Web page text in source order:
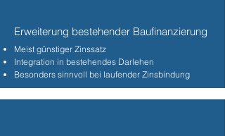
Erweiterung bestehender Baufinanzierung
Meist günstiger Zinssatz
Integration in bestehendes Darlehen
Besonders sinnvoll bei laufender Zinsbindung